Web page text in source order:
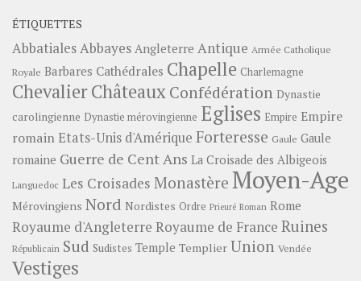
ÉTIQUETTES
Abbatiales Abbayes Angleterre Antique Armée Catholique
Royale Barbares Cathédrales Chapelle Charlemagne
ChevalierChâteauxConfédération Dynastie
carolingienne Dynastie mérovingienne Eglises Empire Empire
romainEtats-Unis d'Amérique Forteresse Gaule Gaule
romaine Guerre de Cent Ans La Croisade des Albigeois
Languedoc Les Croisades Monastère Moyen-Age
Mérovingiens Nord Nordistes Ordre Prieuré Roman Rome
Royaume d'Angleterre Royaume de France Ruines
Républicain Sud Sudistes Temple Templier Union Vendée
Vestiges